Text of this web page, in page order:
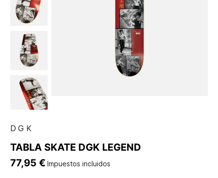
DGK
TABLA SKATE DGK LEGEND
77,95 € Impuestos incluidos